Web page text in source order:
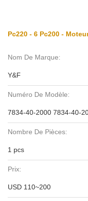
Pc220 - 6 Pc200 -
Nom De Marque:
Y&F
Numéro De Modèle:
7834-40-2000 7834-40-
Nombre De Pièces:
1 pcs
Prix:
USD 110~200